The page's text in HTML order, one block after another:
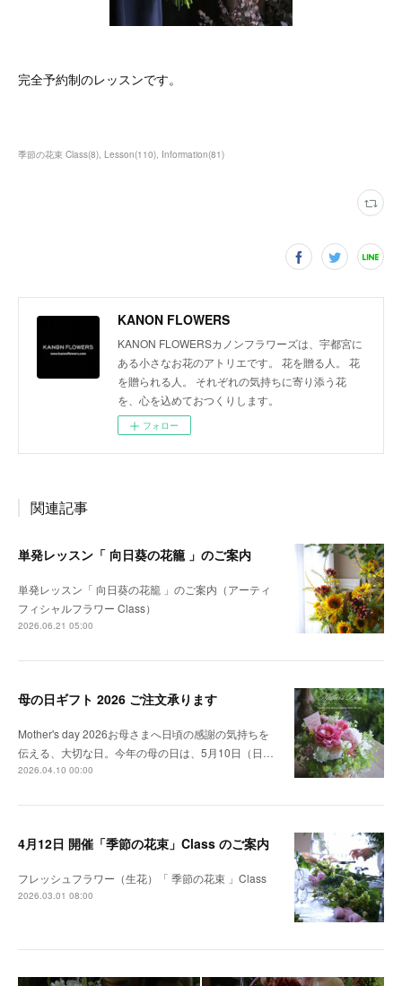
完全予約制のレッスンです。
季節の花束 Class(8) Lesson(110) Information(81)
KANON FLOWERS
KANON FLOWERSカノンフラワーズは、宇都宮に
ある小さなお花のアトリエです。 花を贈る人。 花
を贈られる人。 それぞれの気持ちに寄り添う花
を、心を込めておつくりします。
フォロー
関連記事
単発レッスン「 向日葵の花籠 」のご案内
単発レッスン「 向日葵の花籠 」のご案内（アーティ
フィシャルフラワー Class）
2026.06.21 05:00
母の日ギフト 2026 ご注文承ります
Mother's day 2026お母さまへ日頃の感謝の気持ちを
伝える、大切な日。今年の母の日は、5月10日（日…
2026.04.10 00:00
4月12日 開催「季節の花束」Class のご案内
フレッシュフラワー（生花）「 季節の花束 」Class
2026.03.01 08:00